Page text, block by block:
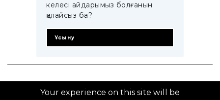
келесі айдарымыз болғанын
қалайсыз ба?
Ұсыну
© 2014–2025 ZTB.KZ
Your experience on this site will be